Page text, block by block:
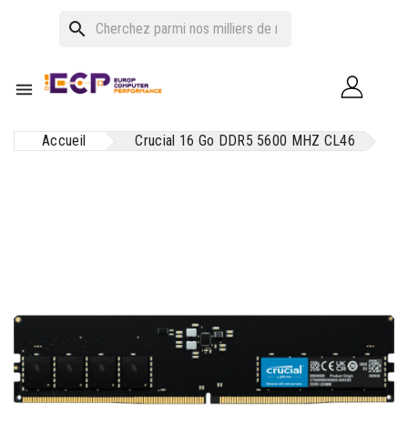
search

Accueil Crucial 16 Go DDR5 5600 MHZ CL46